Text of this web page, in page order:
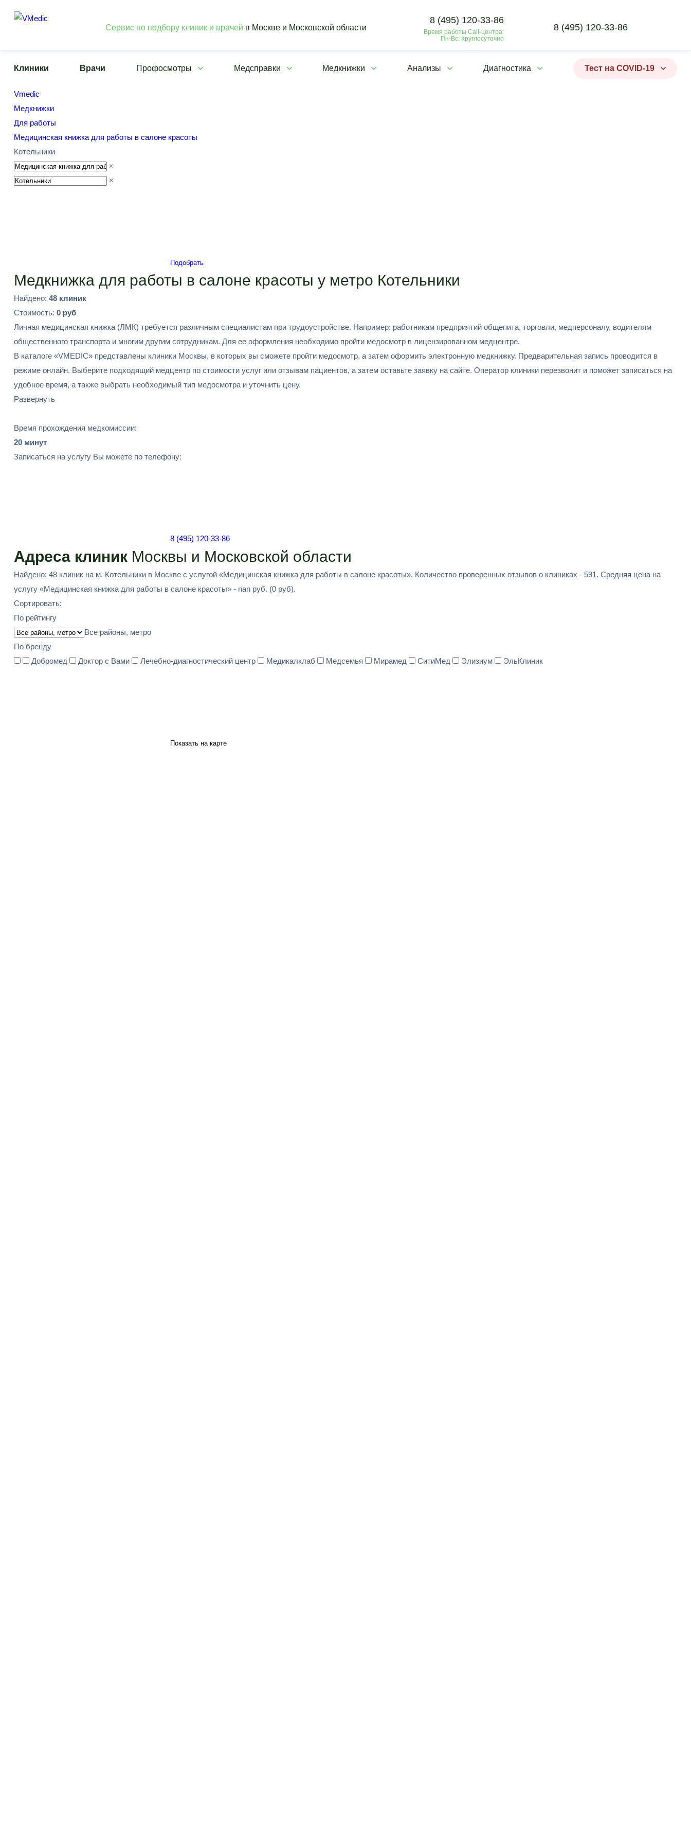
Сервис по подбору клиник и врачей в Москве и Московской области
8 (495) 120-33-86
Время работы Call-центра:
Пн-Вс: Круглосуточно
8 (495) 120-33-86
Клиники Врачи Профосмотры Медсправки Медкнижки Анализы Диагностика Тест на COVID-19
Vmedic
Медкнижки
Для работы
Медицинская книжка для работы в салоне красоты
Котельники
×
×
Подобрать
Медкнижка для работы в салоне красоты у метро Котельники
Найдено: 48 клиник
Стоимость: 0 руб
Личная медицинская книжка (ЛМК) требуется различным специалистам при трудоустройстве. Например: работникам предприятий общепита, торговли, медперсоналу, водителям
общественного транспорта и многим другим сотрудникам. Для ее оформления необходимо пройти медосмотр в лицензированном медцентре.
В каталоге «VMEDIC» представлены клиники Москвы, в которых вы сможете пройти медосмотр, а затем оформить электронную медкнижку. Предварительная запись проводится в
режиме онлайн. Выберите подходящий медцентр по стоимости услуг или отзывам пациентов, а затем оставьте заявку на сайте. Оператор клиники перезвонит и поможет записаться на
удобное время, а также выбрать необходимый тип медосмотра и уточнить цену.
Развернуть
Время прохождения медкомиссии:
20 минут
Записаться на услугу Вы можете по телефону:
8 (495) 120-33-86
Адреса клиник Москвы и Московской области
Найдено: 48 клиник на м. Котельники в Москве с услугой «Медицинская книжка для работы в салоне красоты». Количество проверенных отзывов о клиниках - 591. Средняя цена на
услугу «Медицинская книжка для работы в салоне красоты» - nan руб. (0 руб).
Сортировать:
По рейтингу
Все районы, метро
По бренду
Добромед
Доктор с Вами Лечебно-диагностический центр Медикалклаб Медсемья Мирамед СитиМед Элизиум ЭльКлиник
Показать на карте